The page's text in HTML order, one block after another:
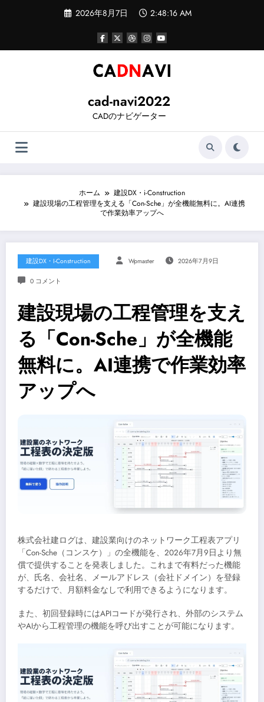
ツ
2026年8月7日 2:48:17 AM
cad-navi2022
CADのナビゲーター
ホーム
建設DX・i-Construction
建設現場の工程管理を支える「Con-Sche」が全機能無料に。AI連携
で作業効率アップへ
建設DX・i-Construction Wpmaster 2026年7月9日
0 コメント
建設現場の工程管理を支え
る「Con-Sche」が全機能
無料に。AI連携で作業効率
アップへ
株式会社建ログは、建設業向けのネットワーク工程表アプリ
「Con-Sche（コンスケ）」の全機能を、2026年7月9日より無
償で提供することを発表しました。これまで有料だった機能
が、氏名、会社名、メールアドレス（会社ドメイン）を登録
するだけで、月額料金なしで利用できるようになります。
また、初回登録時にはAPIコードが発行され、外部のシステム
やAIから工程管理の機能を呼び出すことが可能になります。